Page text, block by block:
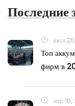
Последние
июл
Топ
фирм в
апр